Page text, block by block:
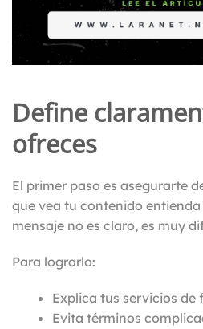
Define
ofreces
El primer paso es asegurarte
que vea tu contenido entienda
mensaje no es claro, es muy
Para lograrlo:
Explica tus servicios de
Evita términos